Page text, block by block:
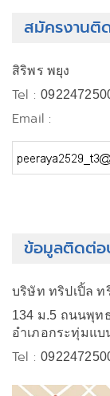
สมัครงานติ
สิริพร พยุง
Tel :
Email :
ข้อมูลติดต่อ
บริษัท ทริปเปิ้ล ท
134 ม.5 ถนนพุ
อำเภอกระทุ่มแบ
Tel :